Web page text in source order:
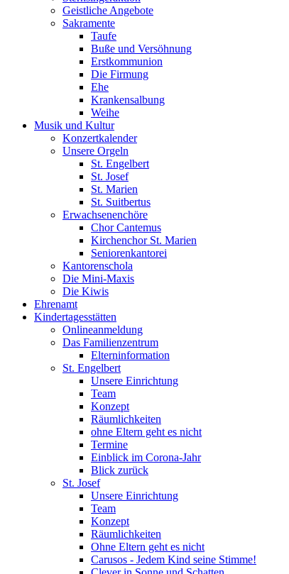
Geistliche Angebote
Sakramente
Taufe
Buße und Versöhnung
Erstkommunion
Die Firmung
Ehe
Krankensalbung
Weihe
Musik und Kultur
Konzertkalender
Unsere Orgeln
St. Engelbert
St. Josef
St. Marien
St. Suitbertus
Erwachsenenchöre
Chor Cantemus
Kirchenchor St. Marien
Seniorenkantorei
Kantorenschola
Die Mini-Maxis
Die Kiwis
Ehrenamt
Kindertagesstätten
Onlineanmeldung
Das Familienzentrum
Elterninformation
St. Engelbert
Unsere Einrichtung
Team
Konzept
Räumlichkeiten
ohne Eltern geht es nicht
Termine
Einblick im Corona-Jahr
Blick zurück
St. Josef
Unsere Einrichtung
Team
Konzept
Räumlichkeiten
Ohne Eltern geht es nicht
Carusos - Jedem Kind seine Stimme!